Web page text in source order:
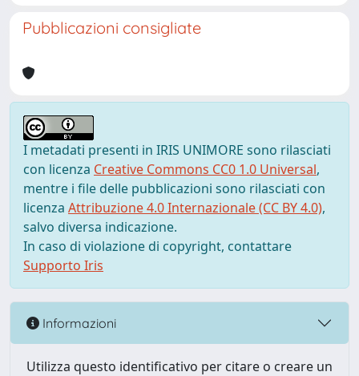
Pubblicazioni consigliate
I metadati presenti in IRIS UNIMORE sono rilasciati
con licenza Creative Commons CC0 1.0 Universal,
mentre i file delle pubblicazioni sono rilasciati con
licenza Attribuzione 4.0 Internazionale (CC BY 4.0),
salvo diversa indicazione.
In caso di violazione di copyright, contattare
Supporto Iris
Informazioni
Utilizza questo identificativo per citare o creare un